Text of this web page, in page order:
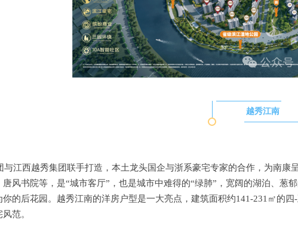
越秀江南
与江西越秀集团联手打造，本土龙头国企与浙系豪宅专家的合作，为南
风书院等，是“城市客厅”，也是城市中难得的“绿肺”，宽阔的湖泊、
的后花园。 越秀江南的洋房户型是一大亮点，建筑面积约141-231㎡的四-
范。